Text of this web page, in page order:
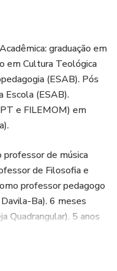
graduação em
em Cultura Teológica
(ESAB). Pós
Escola (ESAB).
e FILEMOM) em
professor de música
de Filosofia e
professor pedagogo
Ba). 6 meses
Quadrangular). 5 anos
como pastor (MIRC,